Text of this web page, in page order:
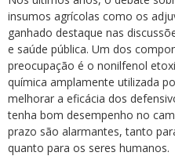
insumos agrícolas como os
ganhado destaque nas
e saúde pública. Um dos
preocupação é o nonilfenol
química amplamente utilizada
melhorar a eficácia dos
tenha bom desempenho no
prazo são alarmantes, tanto
quanto para os seres humanos.